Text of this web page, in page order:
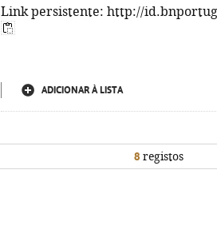
Link persistente: http://
ADICIONAR À LISTA
8 registos